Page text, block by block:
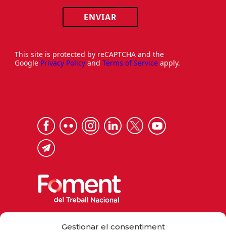
Gestionar el consentiment
ENVIAR
This site is protected by reCAPTCHA and the
Google Privacy Policy and Terms of Service apply.